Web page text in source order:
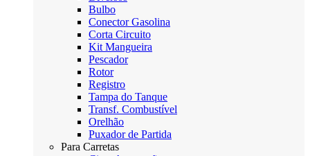
Bulbo
Conector Gasolina
Corta Circuito
Kit Mangueira
Pescador
Rotor
Registro
Tampa do Tanque
Transf. Combustível
Orelhão
Puxador de Partida
Para Carretas